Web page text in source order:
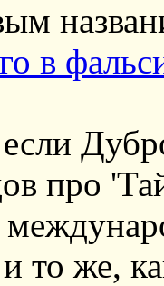
в
про
то же,